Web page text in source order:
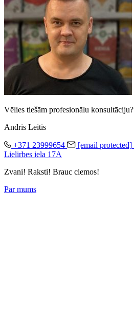
Vēlies tiešām profesionālu konsultāciju?
Andris Leitis
+371 23999654 [email protected]
Lielirbes iela 17A
Zvani! Raksti! Brauc ciemos!
Par mums